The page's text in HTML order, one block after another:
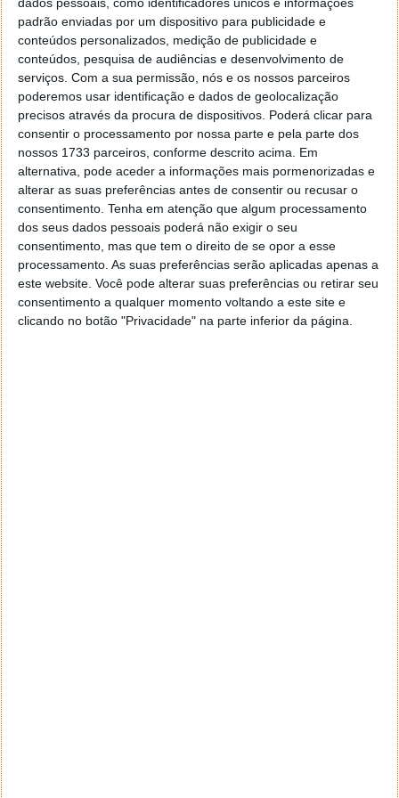
dados pessoais, como identificadores únicos e informações
padrão enviadas por um dispositivo para publicidade e
conteúdos personalizados, medição de publicidade e
conteúdos, pesquisa de audiências e desenvolvimento de
serviços. Com a sua permissão, nós e os nossos parceiros
poderemos usar identificação e dados de geolocalização
precisos através da procura de dispositivos. Poderá clicar para
consentir o processamento por nossa parte e pela parte dos
nossos 1733 parceiros, conforme descrito acima. Em
alternativa, pode aceder a informações mais pormenorizadas e
alterar as suas preferências antes de consentir ou recusar o
consentimento. Tenha em atenção que algum processamento
dos seus dados pessoais poderá não exigir o seu
consentimento, mas que tem o direito de se opor a esse
processamento. As suas preferências serão aplicadas apenas a
este website. Você pode alterar suas preferências ou retirar seu
consentimento a qualquer momento voltando a este site e
clicando no botão "Privacidade" na parte inferior da página.
sérios no campo da segurança docloud computing
Muito utilizadores estão já relutantes em usar